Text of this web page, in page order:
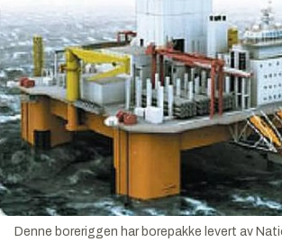
Denne boreriggen har borepakke levert av